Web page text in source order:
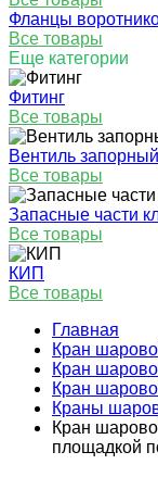
Фланцы
Все товары
Еще категории
Фитинг
Все товары
Вентиль запорный
Все товары
Запасные части
Все товары
КИП
Все товары
Главная
Кран
Кран
Кран
Краны
Кран
площадкой